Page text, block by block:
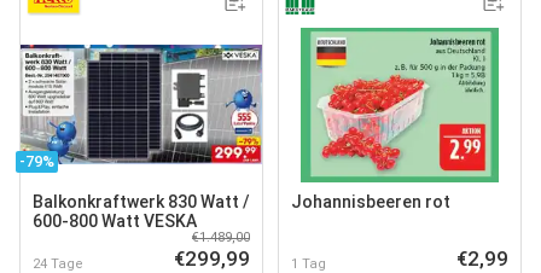
-79%
Balkonkraftwerk 830 Watt /
600-800 Watt VESKA
24 Tage
€1.489,00
€299,99
Johannisbeeren rot
1 Tag €2,99